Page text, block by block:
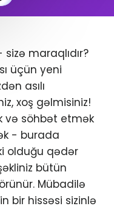
maraqlıdır?
üçün yeni
asılı
xoş gəlmisiniz!
və söhbət etmək
- burada
olduğu qədər
bütün
Mübadilə
bir hissəsi sizinlə